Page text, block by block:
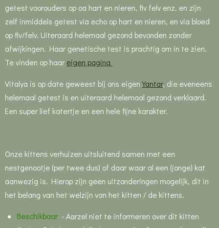
getest voorouders op oa hart en nieren, fiv felv enz. en zijn
zelf inmiddels getest via echo op hart en nieren, en via bloed
op fiv/felv. Uiteraard helemaal gezond bevonden zonder
afwijkingen. Haar genetische test is prachtig om in te zien.
Te vinden op haareigen pagina
Vitalya is op date geweest bij ons eigenYantar, die eveneens
helemaal getest is en uiteraard helemaal gezond verklaard.
Een super lief katertje en een hele fijne karakter.
Onze kittens verhuizen uitsluitend samen met een
nestgenootje (per twee dus) of daar waar al een (jonge) kat
aanwezig is. Hierop zijn geen uitzonderingen mogelijk, dit in
het belang van het welzijn van het kitten / de kittens.
Beschikbaar-Aarzel niet te informeren over dit kitten